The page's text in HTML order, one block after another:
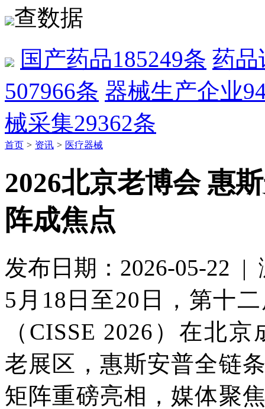
查数据
国产药品185249条 药品
507966条 器械生产企业
械采集29362条
首页 > 资讯 > 医疗器械
2026北京老博会 惠
阵成焦点
发布日期：2026-05-22 |
5月18日至20日，第十
（CISSE 2026）在北
老展区，惠斯安普全链
矩阵重磅亮相，媒体聚